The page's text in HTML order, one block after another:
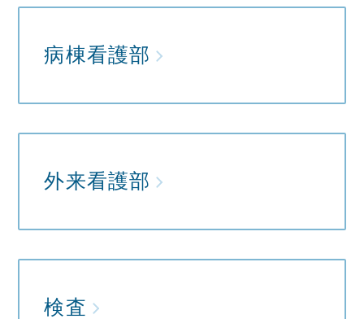
病棟看護部
外来看護部
検査